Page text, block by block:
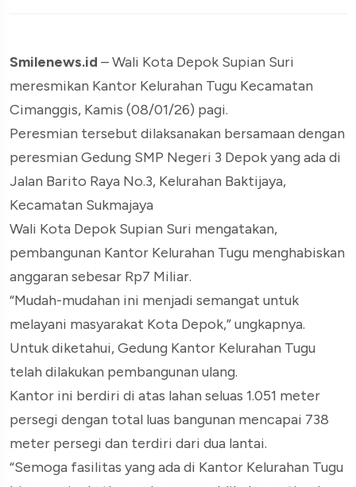
Smilenews.id – Wali Kota Depok Supian Suri
meresmikan Kantor Kelurahan Tugu Kecamatan
Cimanggis, Kamis (08/01/26) pagi.
Peresmian tersebut dilaksanakan bersamaan dengan
peresmian Gedung SMP Negeri 3 Depok yang ada di
Jalan Barito Raya No.3, Kelurahan Baktijaya,
Kecamatan Sukmajaya
Wali Kota Depok Supian Suri mengatakan,
pembangunan Kantor Kelurahan Tugu menghabiskan
anggaran sebesar Rp7 Miliar.
“Mudah-mudahan ini menjadi semangat untuk
melayani masyarakat Kota Depok,” ungkapnya.
Untuk diketahui, Gedung Kantor Kelurahan Tugu
telah dilakukan pembangunan ulang.
Kantor ini berdiri di atas lahan seluas 1.051 meter
persegi dengan total luas bangunan mencapai 738
meter persegi dan terdiri dari dua lantai.
“Semoga fasilitas yang ada di Kantor Kelurahan Tugu